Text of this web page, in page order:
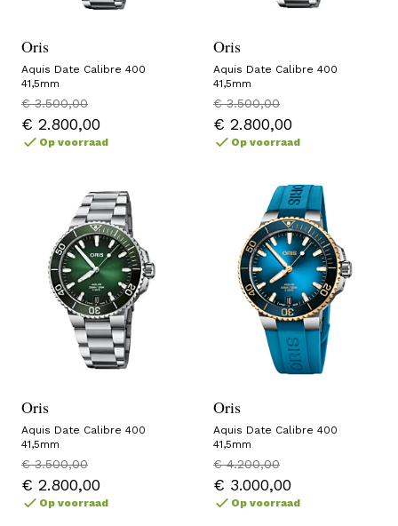
Oris
Aquis Date Calibre 400
41,5mm
€ 3.500,00
€ 2.800,00
Op voorraad
Oris
Aquis Date Calibre 400
41,5mm
€ 3.500,00
€ 2.800,00
Op voorraad
Oris
Aquis Date Calibre 400
41,5mm
€ 3.500,00
€ 2.800,00
Op voorraad
Oris
Aquis Date Calibre 400
41,5mm
€ 4.200,00
€ 3.000,00
Op voorraad